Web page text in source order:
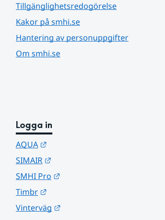
Tillgänglighetsredogörelse
Kakor på smhi.se
Hantering av personuppgifter
Om smhi.se
Logga in
AQUA
SIMAIR
SMHI Pro
Timbr
Vinterväg